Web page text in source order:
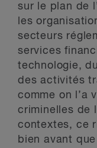
sur le plan de
les
secteurs
services
technologie,
des activités
comme on l’a
criminelles de
contextes, ce
bien avant